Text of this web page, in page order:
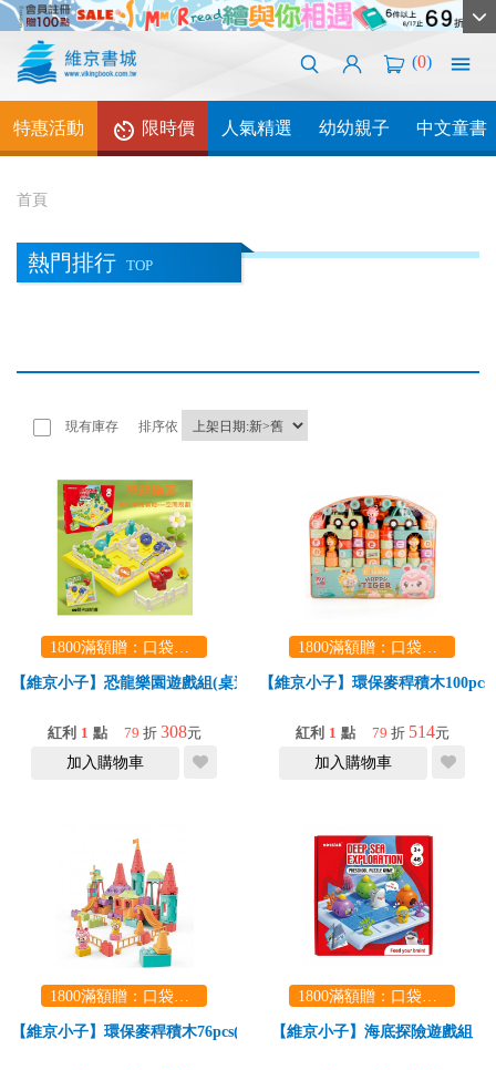
(0)
特惠活動 限時價 人氣精選 幼幼親子 中文童書
首頁
熱門排行 TOP
現有庫存 排序依
1800滿額贈：口袋玩具一份（隨機出貨） (summer read)
【維京小子】恐龍樂園遊戲組(桌遊/親子互動/闖關/禮物)
紅利 1 點 79 折 308元
加入購物車
1800滿額贈：口袋玩具一份（隨機出貨） (summer read)
【維京小子】環保麥稈積木
紅利 1 點 79 折 514元
加入購物車
1800滿額贈：口袋玩具一份（隨機出貨） (summer read)
【維京小子】環保麥稈積木76pcs(STEAM/創作/DIY/積木/可分解)
1800滿額贈：口袋玩具一份（隨機出貨） (summer read)
【維京小子】海底探險遊戲組